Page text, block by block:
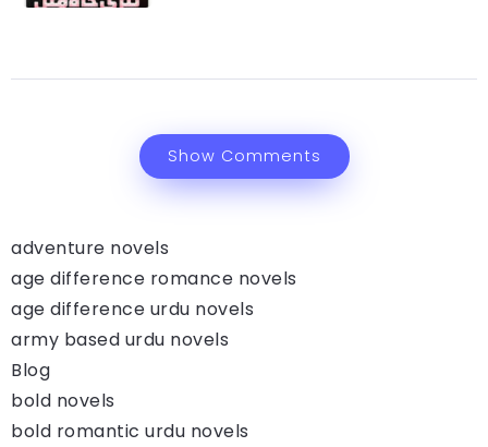
Show Comments
adventure novels
age difference romance novels
age difference urdu novels
army based urdu novels
Blog
bold novels
bold romantic urdu novels